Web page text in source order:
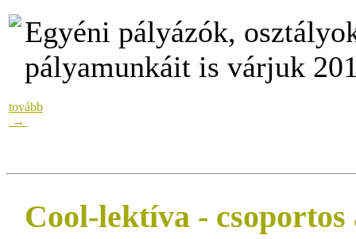
Egyéni pályázók,
pályamunkáit is várjuk
tovább
→
Cool-lektíva -